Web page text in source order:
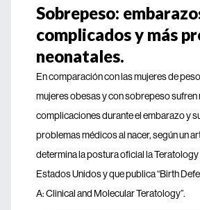
Sobrepeso:
complicados y más
neonatales.
En comparación con las mujeres de
mujeres obesas y con sobrepeso sufren
complicaciones durante el embarazo y
problemas médicos al nacer, según un
determina la postura oficial la
Estados Unidos y que publica “Birth
A: Clinical and Molecular Teratology”.